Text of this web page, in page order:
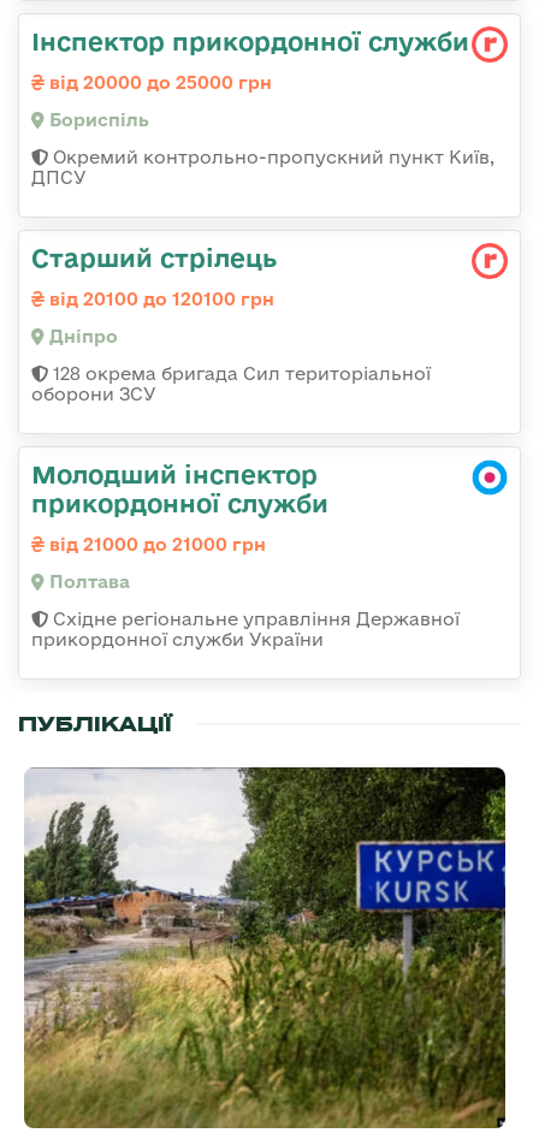
Інспектор прикордонної служби
від 20000 до 25000 грн
Бориспіль
Окремий контрольно-пропускний пункт Київ,
ДПСУ
Старший стрілець
від 20100 до 120100 грн
Дніпро
128 окрема бригада Сил територіальної
оборони ЗСУ
Молодший інспектор
прикордонної служби
від 21000 до 21000 грн
Полтава
Східне регіональне управління Державної
прикордонної служби України
ПУБЛІКАЦІЇ